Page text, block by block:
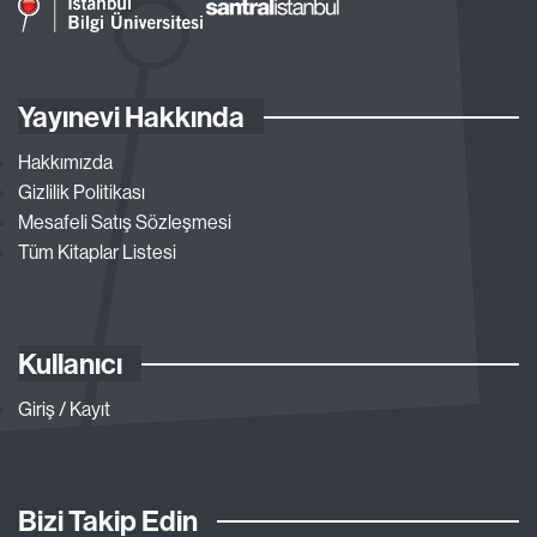
Yayınevi Hakkında
Hakkımızda
Gizlilik Politikası
Mesafeli Satış Sözleşmesi
Tüm Kitaplar Listesi
Kullanıcı
Giriş / Kayıt
Bizi Takip Edin